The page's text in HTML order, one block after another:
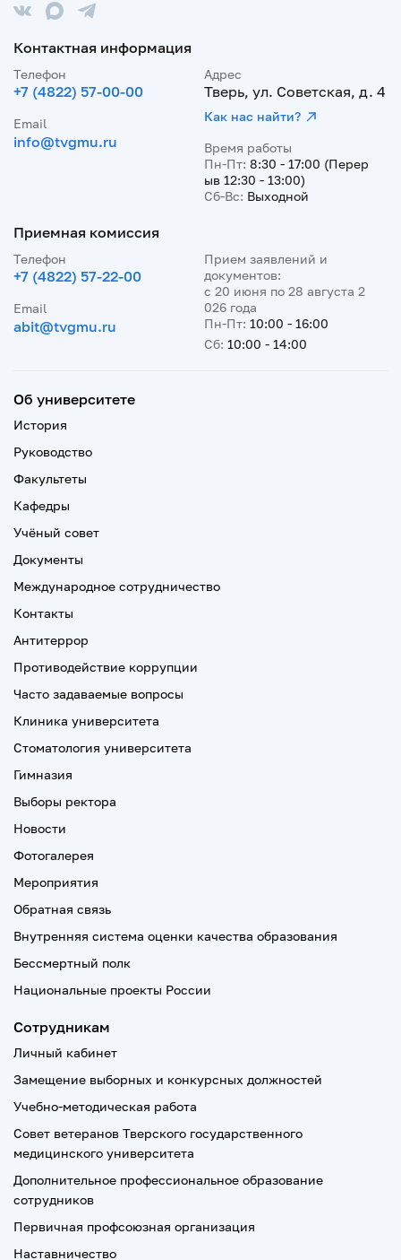
Контактная информация
Телефон
+7 (4822) 57-00-00
Email
info@tvgmu.ru
Адрес
Тверь, ул. Советская, д. 4
Как нас найти?
Время работы
Пн-Пт: 8:30 - 17:00 (Перер
ыв 12:30 - 13:00)
Сб-Вс: Выходной
Приемная комиссия
Телефон
+7 (4822) 57-22-00
Email
abit@tvgmu.ru
Прием заявлений и
документов:
с 20 июня по 28 августа 2
026 года
Пн-Пт: 10:00 - 16:00
Сб: 10:00 - 14:00
Об университете
История
Руководство
Факультеты
Кафедры
Учёный совет
Документы
Международное сотрудничество
Контакты
Антитеррор
Противодействие коррупции
Часто задаваемые вопросы
Клиника университета
Стоматология университета
Гимназия
Выборы ректора
Новости
Фотогалерея
Мероприятия
Обратная связь
Внутренняя система оценки качества образования
Бессмертный полк
Национальные проекты России
Сотрудникам
Личный кабинет
Замещение выборных и конкурсных должностей
Учебно-методическая работа
Совет ветеранов Тверского государственного
медицинского университета
Дополнительное профессиональное образование
сотрудников
Первичная профсоюзная организация
Наставничество